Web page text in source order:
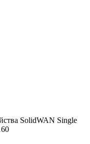
SolidWAN Single